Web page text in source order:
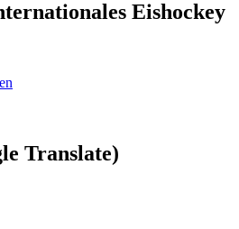
Eishockey
Translate)